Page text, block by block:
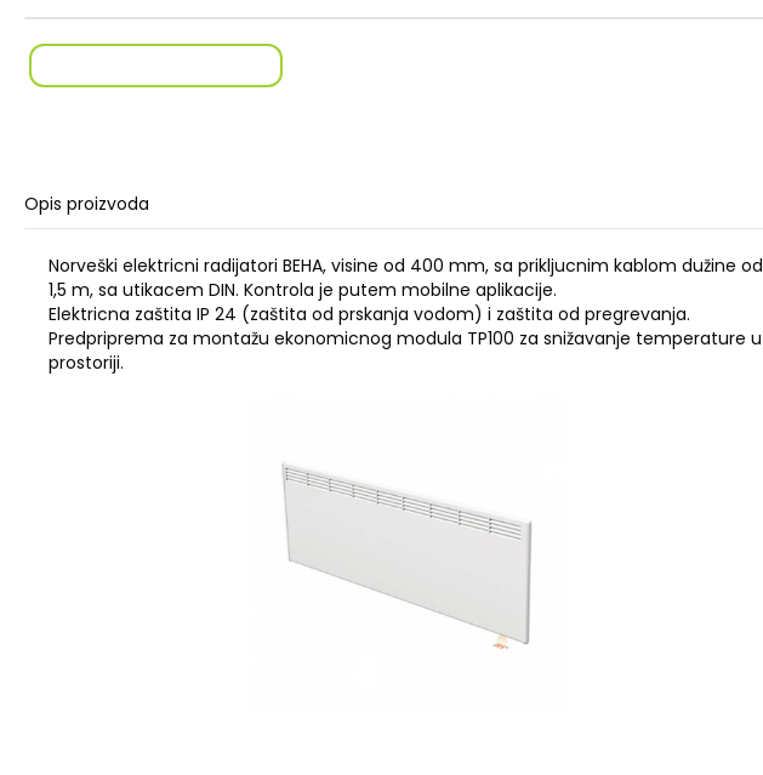
Opis proizvoda
Norveški elektricni radijatori BEHA, visine od 400 mm, sa prikljucnim kablom dužine od
1,5 m, sa utikacem DIN. Kontrola je putem mobilne aplikacije.
Elektricna zaštita IP 24 (zaštita od prskanja vodom) i zaštita od pregrevanja.
Predpriprema za montažu ekonomicnog modula TP100 za snižavanje temperature u
prostoriji.